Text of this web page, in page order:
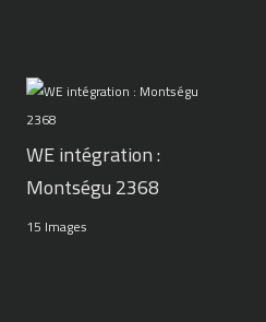
WE intégration :
Montségu 2368
15 Images